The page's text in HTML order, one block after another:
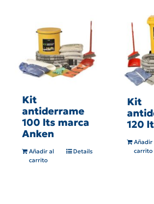
Kit
antiderrame
100 lts marca
Anken
Añadir al
carrito
Details
Kit
120
Añadir
carrito